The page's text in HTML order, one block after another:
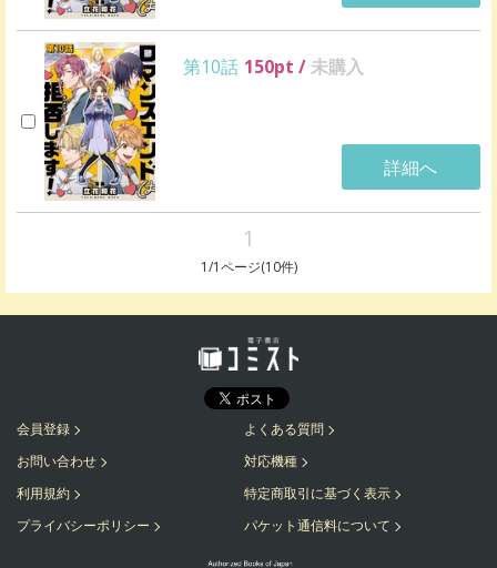
第10話 150pt /未購入
詳細へ
1
1/1ページ(10件)
会員登録
よくある質問
お問い合わせ
対応機種
利用規約
特定商取引に基づく表示
プライバシーポリシー
パケット通信料について